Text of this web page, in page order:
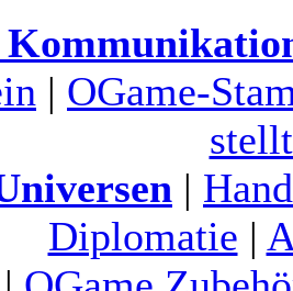
| OGame-
|
Diplomatie |